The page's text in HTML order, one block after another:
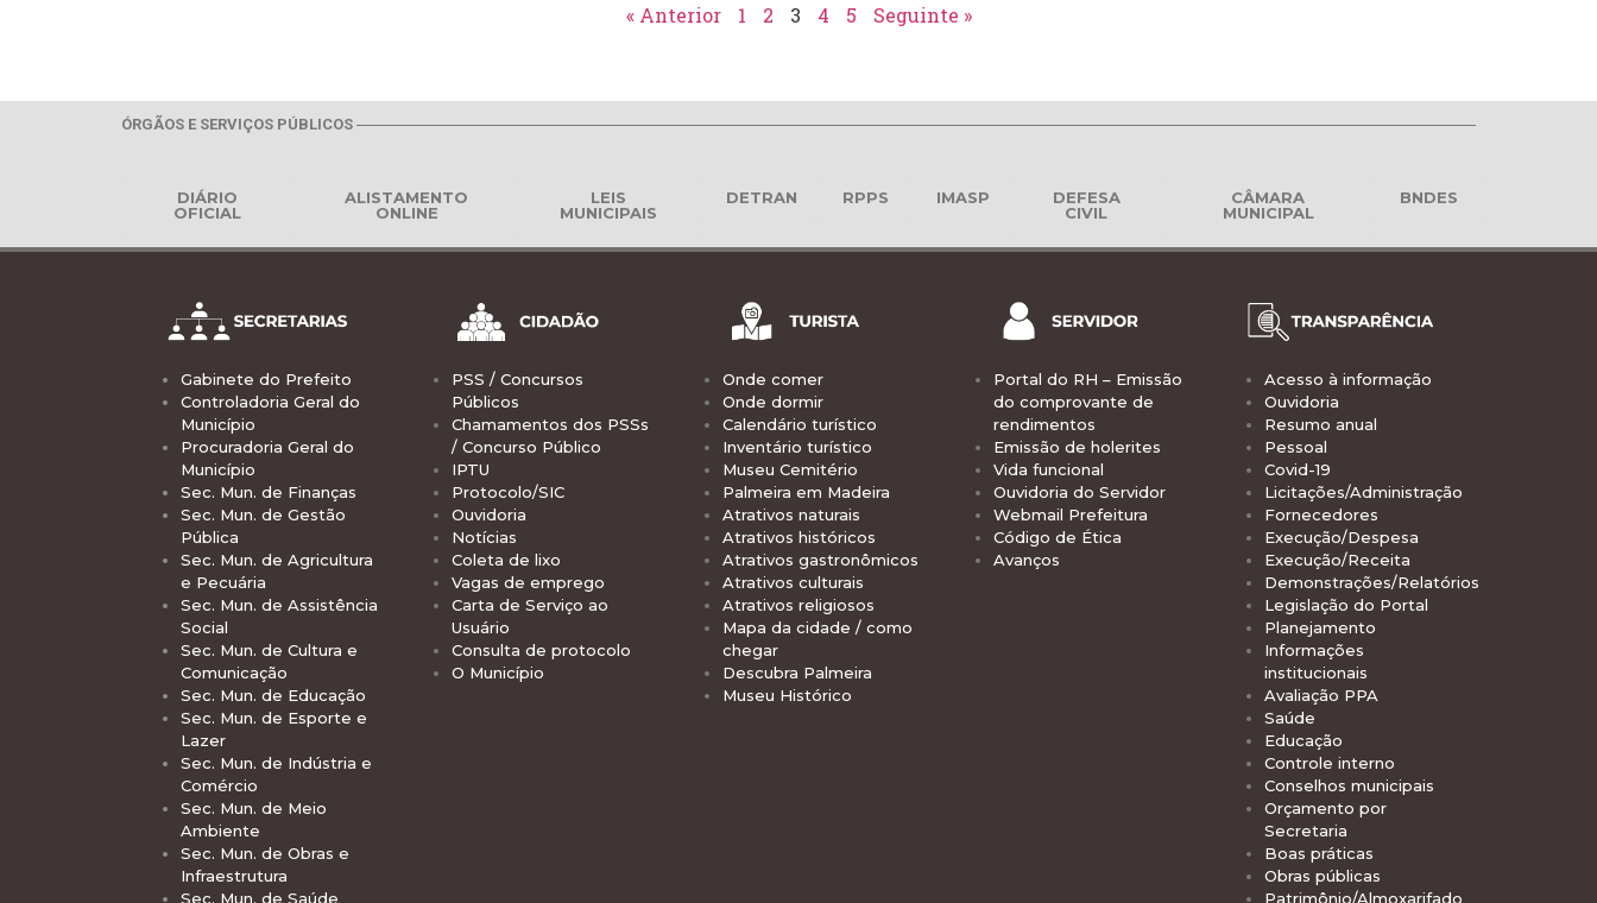
« Anterior 1 2 3 4 5 Seguinte »
ÓRGÃOS E SERVIÇOS PÚBLICOS
DIÁRIO
OFICIAL
ALISTAMENTO
ONLINE
LEIS
MUNICIPAIS
DETRAN RPPS IMASP
DEFESA
CIVIL
CÂMARA
MUNICIPAL
BNDES
Gabinete do Prefeito
Controladoria Geral do
Município
Procuradoria Geral do
Município
Sec. Mun. de Finanças
Sec. Mun. de Gestão
Pública
Sec. Mun. de Agricultura
e Pecuária
Sec. Mun. de Assistência
Social
Sec. Mun. de Cultura e
Comunicação
Sec. Mun. de Educação
Sec. Mun. de Esporte e
Lazer
Sec. Mun. de Indústria e
Comércio
Sec. Mun. de Meio
Ambiente
Sec. Mun. de Obras e
Infraestrutura
Sec. Mun. de Saúde
PSS / Concursos
Públicos
Chamamentos dos PSSs
/ Concurso Público
IPTU
Protocolo/SIC
Ouvidoria
Notícias
Coleta de lixo
Vagas de emprego
Carta de Serviço ao
Usuário
Consulta de protocolo
O Município
Onde comer
Onde dormir
Calendário turístico
Inventário turístico
Museu Cemitério
Palmeira em Madeira
Atrativos naturais
Atrativos históricos
Atrativos gastronômicos
Atrativos culturais
Atrativos religiosos
Mapa da cidade / como
chegar
Descubra Palmeira
Museu Histórico
Portal do RH – Emissão
do comprovante de
rendimentos
Emissão de holerites
Vida funcional
Ouvidoria do Servidor
Webmail Prefeitura
Código de Ética
Avanços
Acesso à informação
Ouvidoria
Resumo anual
Pessoal
Covid-19
Licitações/Administração
Fornecedores
Execução/Despesa
Execução/Receita
Demonstrações/Relatórios
Legislação do Portal
Planejamento
Informações
institucionais
Avaliação PPA
Saúde
Educação
Controle interno
Conselhos municipais
Orçamento por
Secretaria
Boas práticas
Obras públicas
Patrimônio/Almoxarifado